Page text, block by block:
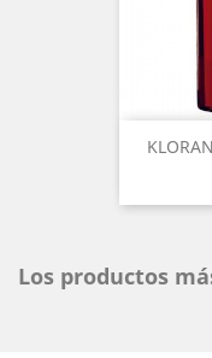
Los productos